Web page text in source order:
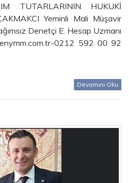
TUTARLARININ HUKUKİ
Yeminli Mali Müşavir
Denetçi E. Hesap Uzmanı
0212 592 00 92
Devamını Oku